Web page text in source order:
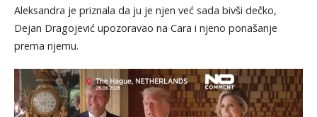
Aleksandra je priznala da ju je njen već sada bivši dečko,
Dejan Dragojević upozoravao na Cara i njeno ponašanje
prema njemu.